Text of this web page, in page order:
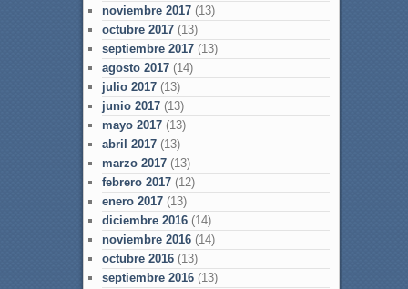
noviembre 2017(13)
octubre 2017(13)
septiembre 2017(13)
agosto 2017(14)
julio 2017(13)
junio 2017(13)
mayo 2017(13)
abril 2017(13)
marzo 2017(13)
febrero 2017(12)
enero 2017(13)
diciembre 2016(14)
noviembre 2016(14)
octubre 2016(13)
septiembre 2016(13)